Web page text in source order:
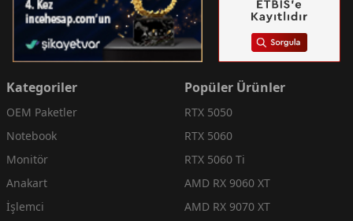
Kategoriler
OEM Paketler
Notebook
Monitör
Anakart
İşlemci
Popüler Ürünler
RTX 5050
RTX 5060
RTX 5060 Ti
AMD RX 9060 XT
AMD RX 9070 XT